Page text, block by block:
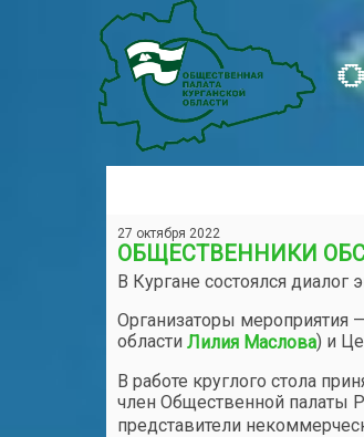
27 октября 2022
ОБЩЕСТВЕННИКИ
В Кургане состоялся диалог
Организаторы мероприятия
области Лилия Маслова) и
В работе круглого стола
член Общественной палаты
представители